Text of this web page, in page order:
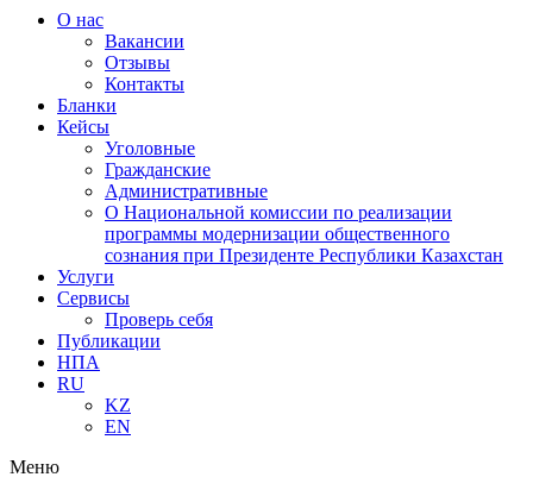
О нас
Вакансии
Отзывы
Контакты
Бланки
Кейсы
Уголовные
Гражданские
Административные
О Национальной комиссии по реализации
программы модернизации общественного
сознания при Президенте Республики Казахстан
Услуги
Сервисы
Проверь себя
Публикации
НПА
RU
KZ
EN
Меню